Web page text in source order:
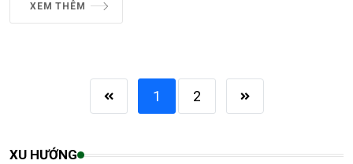
XEM THÊM
1 2
XU HƯỚNG